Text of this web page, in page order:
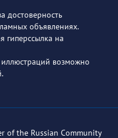
достоверность
объявлениях.
гиперссылка на
возможно
of the Russian Community